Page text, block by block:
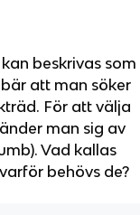
beskrivas som
att man söker
För att välja
man sig av
Vad kallas
behövs de?